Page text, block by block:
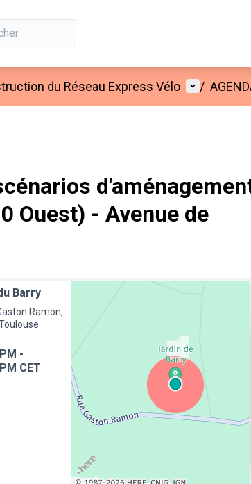
du Réseau Express Vélo Menu
/
Ouest) - Avenue de
Barry
Ramon,
-
CET